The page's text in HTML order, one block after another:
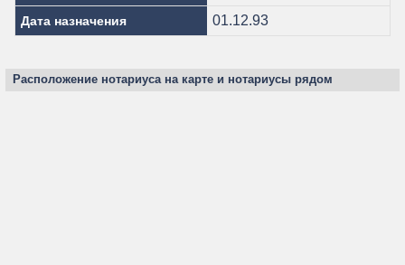
Дата назначения 01.12.93
Расположение нотариуса на карте и нотариусы рядом